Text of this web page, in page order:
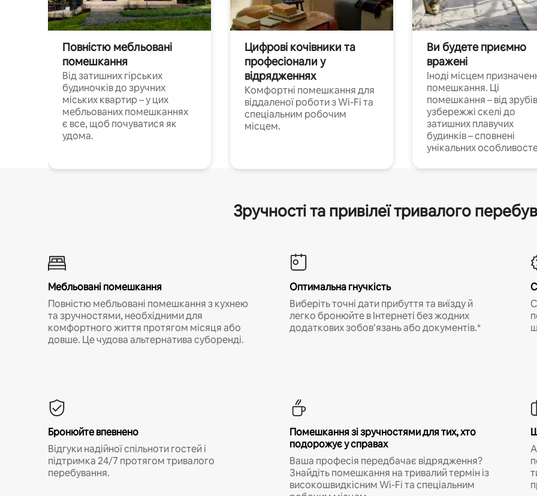
Повністю мебльовані
помешкання
Від затишних гірських
будиночків до зручних
міських квартир – у цих
мебльованих помешканнях
є все, щоб почуватися як
удома.
Цифрові кочівники та
професіонали у
відрядженнях
Комфортні помешкання для
віддаленої роботи з Wi-Fi та
спеціальним робочим
місцем.
Ви будете приємно
вражені
Іноді місцем
помешкання. Ці
помешкання – від
узбережжі скелі до
затишних плавучих
будинків – сповнені
унікальних
Зручності та привілеї тривалого
Мебльовані помешкання
Повністю мебльовані помешкання з кухнею
та зручностями, необхідними для
комфортного життя протягом місяця або
довше. Це чудова альтернатива суборенді.
Оптимальна гнучкість
Виберіть точні дати прибуття та виїзду й
легко бронюйте в Інтернеті без жодних
додаткових зобов’язань або документів.*
Бронюйте впевнено
Відгуки надійної спільноти гостей і
підтримка 24/7 протягом тривалого
перебування.
Помешкання зі зручностями для тих, хто
подорожує у справах
Ваша професія передбачає відрядження?
Знайдіть помешкання на тривалий термін із
високошвидкісним Wi-Fi та спеціальним